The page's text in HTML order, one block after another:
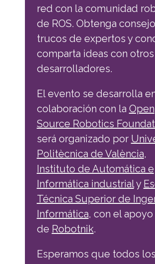
red con la comunidad
de ROS. Obtenga
trucos de expertos y
comparta ideas con otros
desarrolladores.
El evento se desarrolla
colaboración con la Open
Source Robotics
será organizado por
Politècnica de València,
Instituto de Automática e
Informática industrialy
Técnica Superior de
Informática, con el
de Robotnik.
Esperamos que todos los